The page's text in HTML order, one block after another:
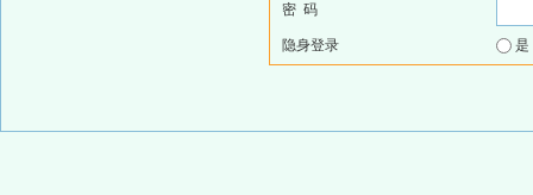
密 码
隐身登录